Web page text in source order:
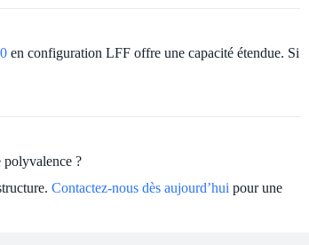
en configuration LFF offre une capacité étendue. Si
?
Contactez-nous dès aujourd’hui pour une